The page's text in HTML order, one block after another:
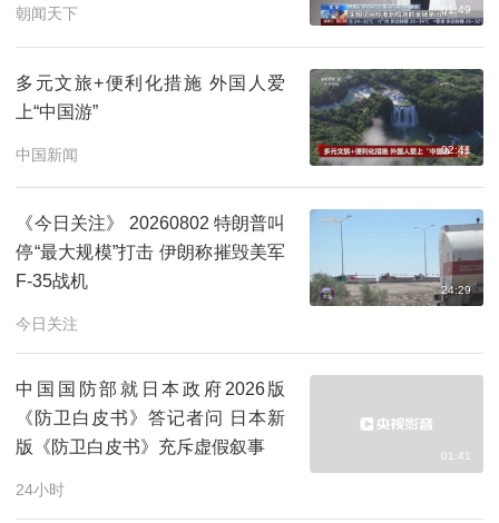
朝闻天下 01:49
多元文旅+便利化措施 外国人爱
上“中国游”
中国新闻 02:41
《今日关注》 20260802 特朗普叫
停“最大规模”打击 伊朗称摧毁美军
F-35战机
今日关注
24:29
中国国防部就日本政府2026版
《防卫白皮书》答记者问 日本新
版《防卫白皮书》充斥虚假叙事
24小时
01:41